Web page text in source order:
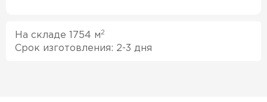
На складе 1754 м2
Срок изготовления: 2-3 дня